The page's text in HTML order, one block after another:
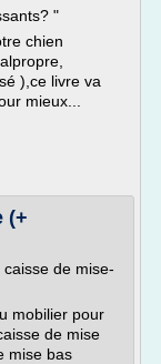
"
chien
),ce livre va
mieux...
(+
de mise-
mobilier pour
de mise
mise bas